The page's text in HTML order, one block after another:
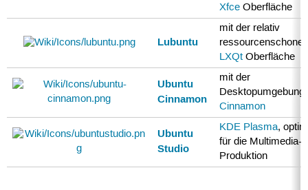
Xfce Oberfläche
Lubuntu
mit der relativ
LXQt Oberfläche
Ubuntu
Cinnamon
mit der
Desktopumgebung
Cinnamon
Ubuntu
Studio
KDE Plasma,
für die Multimedia-
Produktion